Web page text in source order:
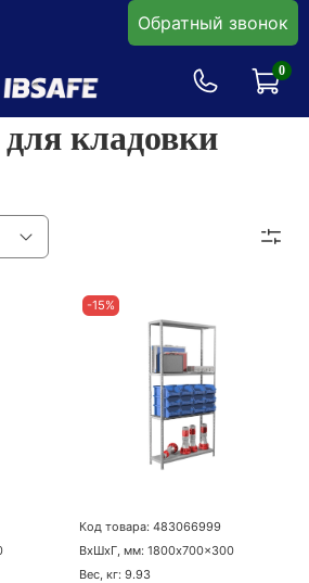
Обратный звонок
0
кладовки
-15%
Код товара: 483066999
ВхШхГ, мм: 1800x700x300
Вес, кг: 9.93